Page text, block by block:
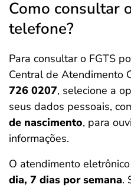
Como consultar
telefone?
Para consultar o FGTS
Central de Atendimento
726 0207, selecione a
seus dados pessoais,
de nascimento, para
informações.
O atendimento
dia, 7 dias por semana.